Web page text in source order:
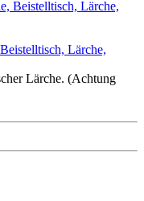
Lärche,
Lärche. (Achtung